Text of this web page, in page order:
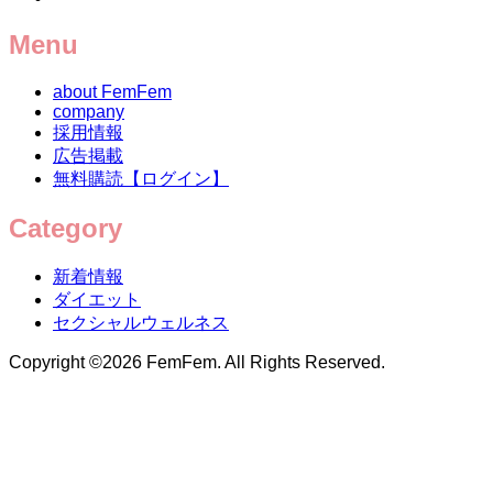
Menu
about FemFem
company
採用情報
広告掲載
無料購読【ログイン】
Category
新着情報
ダイエット
セクシャルウェルネス
Copyright ©2026 FemFem. All Rights Reserved.